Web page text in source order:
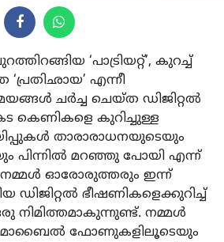
‘പാട്രിയറ്റ്’, കുറച്ച്
‘പ്രതിഛായ’ എന്നീ
ചര്‍ച്ച ചെയ്ത ഡിജിറ്റല്‍
കെണികളെ കുറിച്ചുള്ള
താരാരാധനയുടെയും
പിന്നില്‍ മറഞ്ഞു പോയി എന്ന്
ഓരോരുത്തരും ഇന്ന്
ഡിജിറ്റല്‍ ഭീഷണികളെക്കുറിച്ച്
നിമിത്തമാകുന്നുണ്ട്. നമ്മള്‍
മൊബൈല്‍ ഫോണുകളിലൂടെയും